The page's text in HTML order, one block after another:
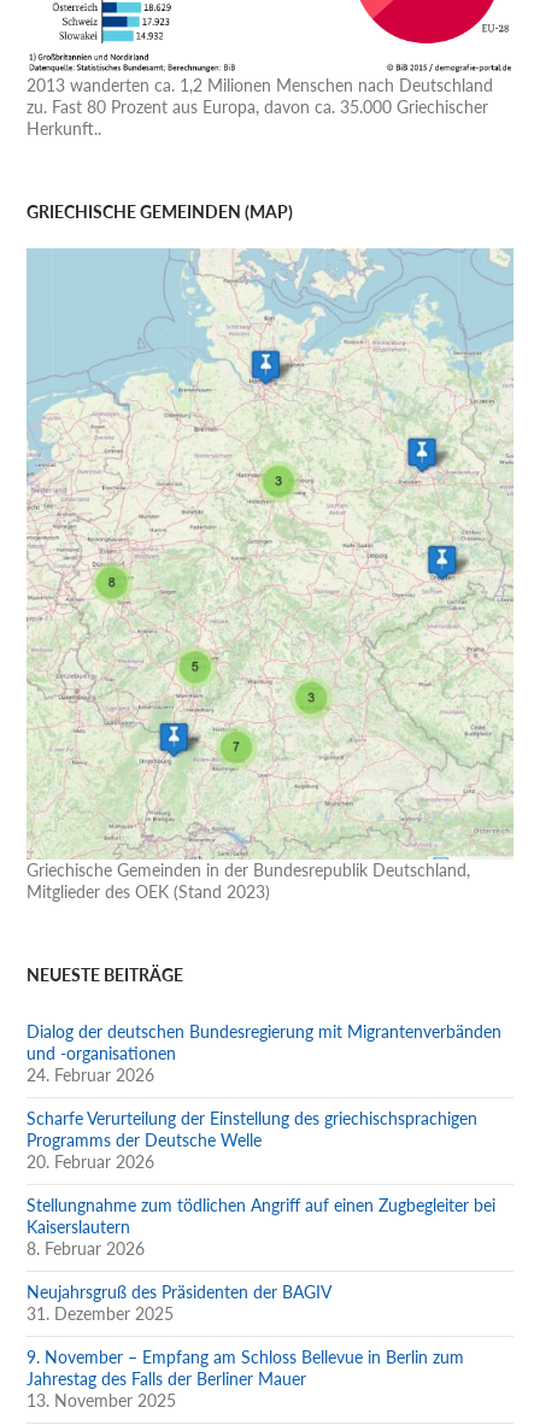
2013 wanderten ca. 1,2 Milionen Menschen nach Deutschland
zu. Fast 80 Prozent aus Europa, davon ca. 35.000 Griechischer
Herkunft..
GRIECHISCHE GEMEINDEN (MAP)
Griechische Gemeinden in der Bundesrepublik Deutschland,
Mitglieder des OEK (Stand 2023)
NEUESTE BEITRÄGE
Dialog der deutschen Bundesregierung mit Migrantenverbänden
und -organisationen
24. Februar 2026
Scharfe Verurteilung der Einstellung des griechischsprachigen
Programms der Deutsche Welle
20. Februar 2026
Stellungnahme zum tödlichen Angriff auf einen Zugbegleiter bei
Kaiserslautern
8. Februar 2026
Neujahrsgruß des Präsidenten der BAGIV
31. Dezember 2025
9. November – Empfang am Schloss Bellevue in Berlin zum
Jahrestag des Falls der Berliner Mauer
13. November 2025